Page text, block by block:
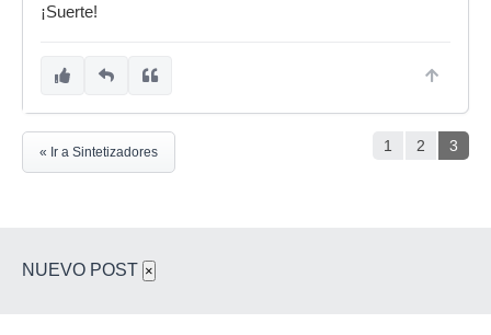
¡Suerte!
1 2 3
« Ir a Sintetizadores
NUEVO POST ×